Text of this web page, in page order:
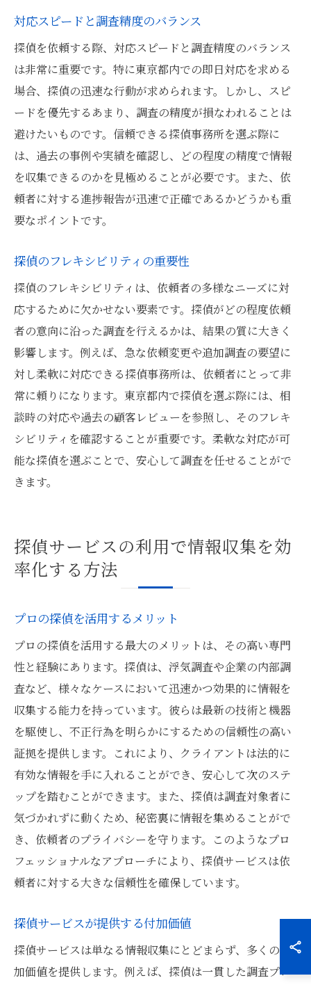
対応スピードと調査精度のバランス
探偵を依頼する際、対応スピードと調査精度のバランス
は非常に重要です。特に東京都内での即日対応を求める
場合、探偵の迅速な行動が求められます。しかし、スピ
ードを優先するあまり、調査の精度が損なわれることは
避けたいものです。信頼できる探偵事務所を選ぶ際に
は、過去の事例や実績を確認し、どの程度の精度で情報
を収集できるのかを見極めることが必要です。また、依
頼者に対する進捗報告が迅速で正確であるかどうかも重
要なポイントです。
探偵のフレキシビリティの重要性
探偵のフレキシビリティは、依頼者の多様なニーズに対
応するために欠かせない要素です。探偵がどの程度依頼
者の意向に沿った調査を行えるかは、結果の質に大きく
影響します。例えば、急な依頼変更や追加調査の要望に
対し柔軟に対応できる探偵事務所は、依頼者にとって非
常に頼りになります。東京都内で探偵を選ぶ際には、相
談時の対応や過去の顧客レビューを参照し、そのフレキ
シビリティを確認することが重要です。柔軟な対応が可
能な探偵を選ぶことで、安心して調査を任せることがで
きます。
探偵サービスの利用で情報収集を効
率化する方法
プロの探偵を活用するメリット
プロの探偵を活用する最大のメリットは、その高い専門
性と経験にあります。探偵は、浮気調査や企業の内部調
査など、様々なケースにおいて迅速かつ効果的に情報を
収集する能力を持っています。彼らは最新の技術と機器
を駆使し、不正行為を明らかにするための信頼性の高い
証拠を提供します。これにより、クライアントは法的に
有効な情報を手に入れることができ、安心して次のステ
ップを踏むことができます。また、探偵は調査対象者に
気づかれずに動くため、秘密裏に情報を集めることがで
き、依頼者のプライバシーを守ります。このようなプロ
フェッショナルなアプローチにより、探偵サービスは依
頼者に対する大きな信頼性を確保しています。
探偵サービスが提供する付加価値
探偵サービスは単なる情報収集にとどまらず、多くの付
加価値を提供します。例えば、探偵は一貫した調査プロ